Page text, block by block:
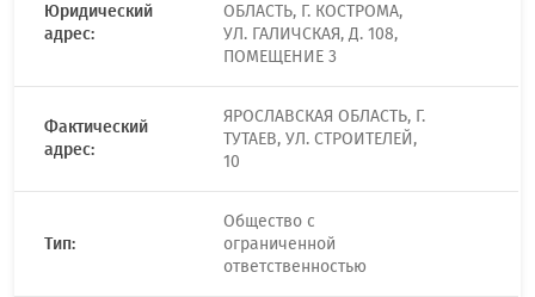
Юридический
адрес:
ОБЛАСТЬ, Г. КОСТРОМА,
УЛ. ГАЛИЧСКАЯ, Д. 108,
ПОМЕЩЕНИЕ 3
Фактический
адрес:
ЯРОСЛАВСКАЯ ОБЛАСТЬ, Г.
ТУТАЕВ, УЛ. СТРОИТЕЛЕЙ,
10
Тип:
Общество с
ограниченной
ответственностью